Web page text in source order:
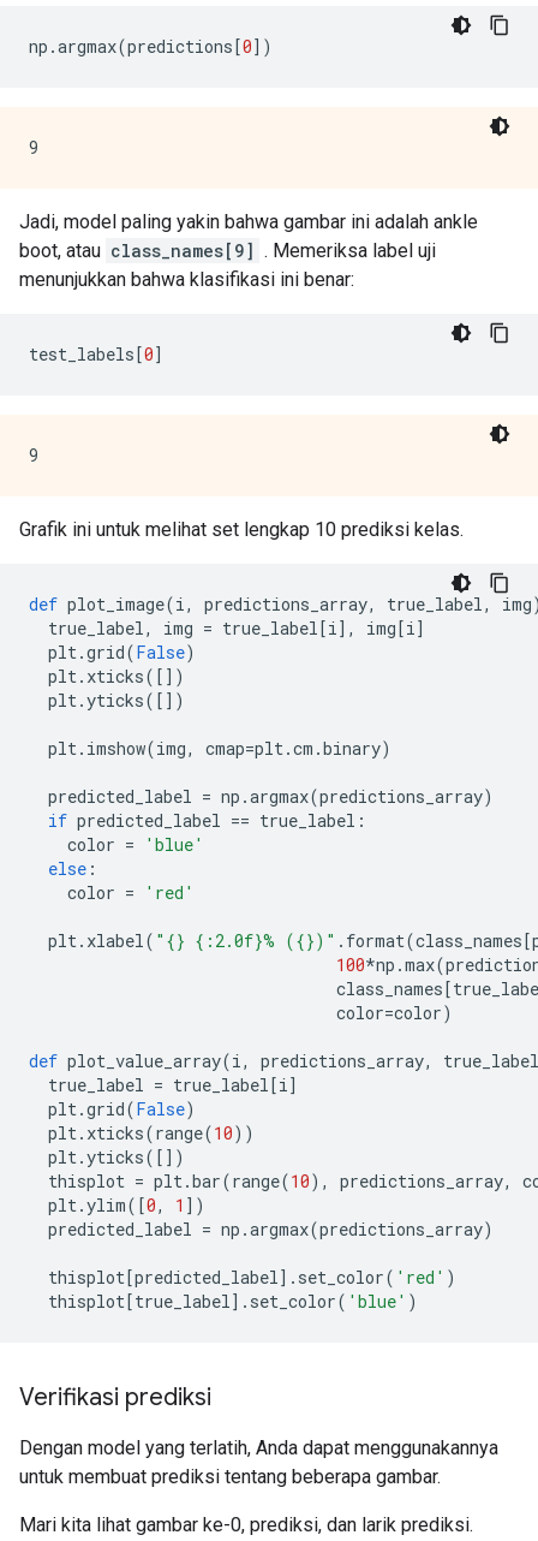
np .argmax(predictions [0])
Jadi, model paling yakin bahwa gambar ini adalah ankle
boot, atau class_names[9]
. Memeriksa label uji
menunjukkan bahwa klasifikasi ini benar:
test_labels [0]
Grafik ini untuk melihat set lengkap 10 prediksi kelas.
def plot_image(i, predictions_array, true_label, img
true_label, img = true_label [i], img [i]
plt.grid(False)
plt. xticks([])
plt.yticks([])
plt. imshow(img, cmap=plt.cm .binary)
predicted_label = np .argmax(predictions_array)
if predicted_label == true_label :
color =
'blue'
else :
color = 'red'
plt. xlabel( "{} {:2.0f}% ({})" . format(class_names [
100*np .max(
class_names [
color=color)
def plot_value_array(i, predictions_array,
true_label
true_label = true_label [i]
plt.grid(False)
plt. xticks(range(10))
plt.yticks([])
thisplot = plt.bar(range(10), predictions_array,
plt.ylim([0, 1 ])
predicted_label = np .argmax(predictions_array)
thisplot [predicted_label]. set_color( 'red' )
thisplot [true_label]. set_color( 'blue' )
Verifikasi prediksi
Dengan model yang terlatih, Anda dapat menggunakannya
untuk membuat prediksi tentang beberapa gambar.
Mari kita lihat gambar ke-0, prediksi, dan larik prediksi.